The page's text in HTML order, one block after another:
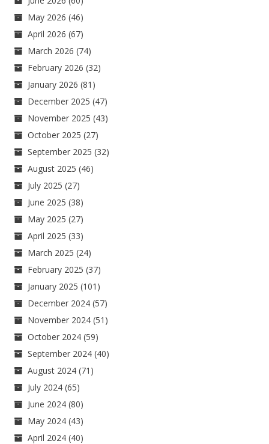
May 2026 (46)
April 2026 (67)
March 2026 (74)
February 2026 (32)
January 2026 (81)
December 2025 (47)
November 2025 (43)
October 2025 (27)
September 2025 (32)
August 2025 (46)
July 2025 (27)
June 2025 (38)
May 2025 (27)
April 2025 (33)
March 2025 (24)
February 2025 (37)
January 2025 (101)
December 2024 (57)
November 2024 (51)
October 2024 (59)
September 2024 (40)
August 2024 (71)
July 2024 (65)
June 2024 (80)
May 2024 (43)
April 2024 (40)